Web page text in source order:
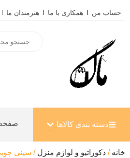
به
حساب من همکاری با ما هنرمندان ما
search
دسته بندی کالاها باز کردن دسته
خانه / دکوراتیو و لوازم منزل / سینی